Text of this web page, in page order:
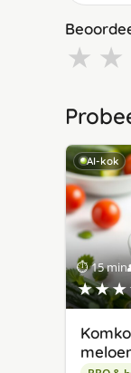
★ ★
AI-kok
⏱ 15 min